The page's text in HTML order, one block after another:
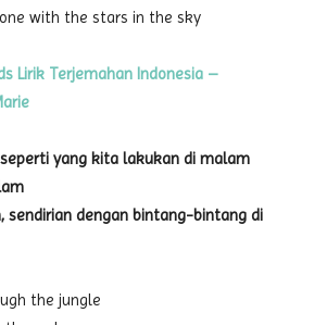
with the stars in the sky
Lirik Terjemahan Indonesia –
yang kita lakukan di malam
sendirian dengan bintang-bintang di
the jungle